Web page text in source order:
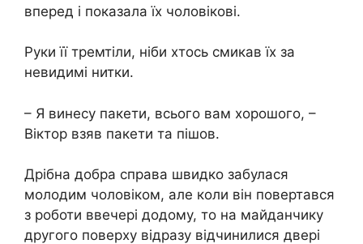
вперед і показала їх чоловікові.
Руки її тремтіли, ніби хтось смикав їх за
невидимі нитки.
– Я винесу пакети, всього вам хорошого, –
Віктор взяв пакети та пішов.
Дрібна добра справа швидко забулася
молодим чоловіком, але коли він повертався
з роботи ввечері додому, то на майданчику
другого поверху відразу відчинилися двері